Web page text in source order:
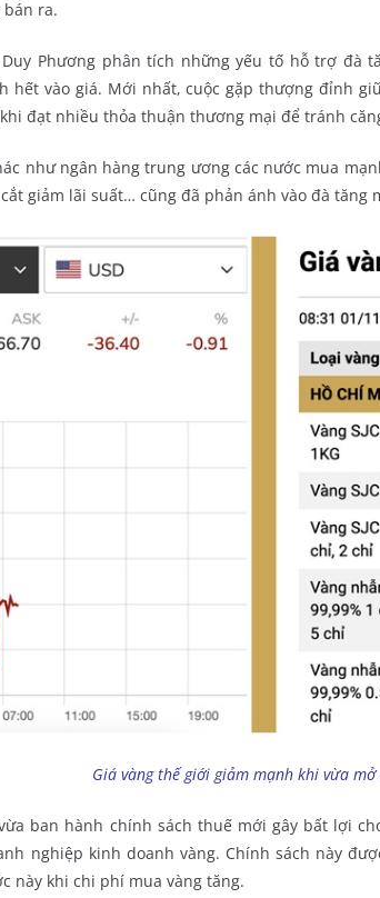
ra.
Duy Phương phân tích những yếu tố hỗ trợ đà
hết vào giá. Mới nhất, cuộc gặp thượng đỉnh
đạt nhiều thỏa thuận thương mại để tránh
như ngân hàng trung ương các nước mua
giảm lãi suất… cũng đã phản ánh vào đà tăng
Giá vàng thế giới giảm mạnh khi vừa mở
ban hành chính sách thuế mới gây bất lợi
nghiệp kinh doanh vàng. Chính sách này
này khi chi phí mua vàng tăng.